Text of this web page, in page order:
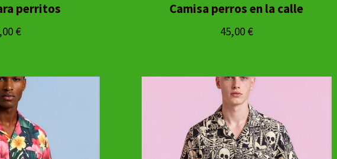
perritos
€
Camisa perros en la calle
45,00 €